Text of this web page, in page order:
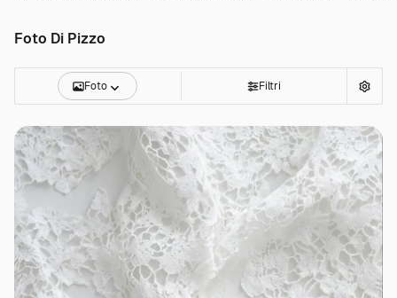
Foto Di Pizzo
Foto Filtri